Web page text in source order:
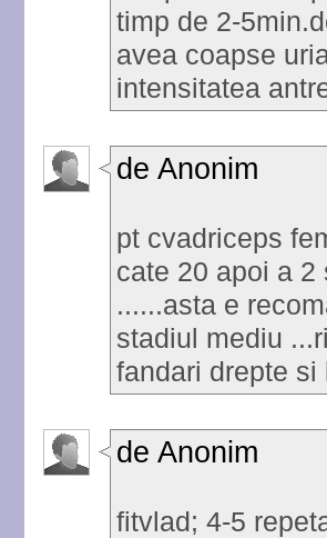
timp de 2-
avea coapse
intensitatea
de Anonim
pt cvadriceps
cate 20 apoi a 2
......asta e
stadiul mediu
fandari drepte si
de Anonim
fitvlad; 4-5